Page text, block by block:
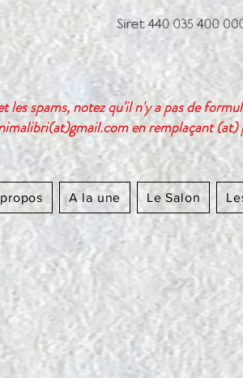
les spams, notez qu'il n'y a pas de
en remplaçant (at)
A la une Le Salon